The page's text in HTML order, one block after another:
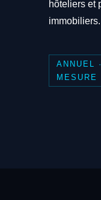
hôteliers et
immobiliers.
ANNUEL
MESURE